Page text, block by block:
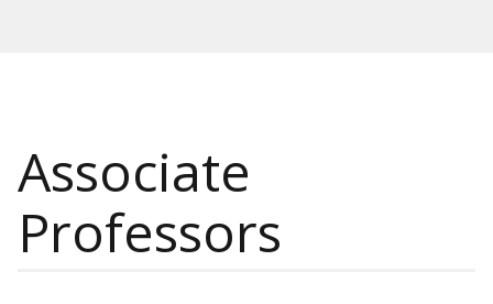
Associate
Professors